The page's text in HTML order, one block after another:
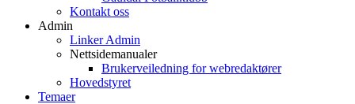
Kontakt oss
Admin
Linker Admin
Nettsidemanualer
Brukerveiledning for webredaktører
Hovedstyret
Temaer